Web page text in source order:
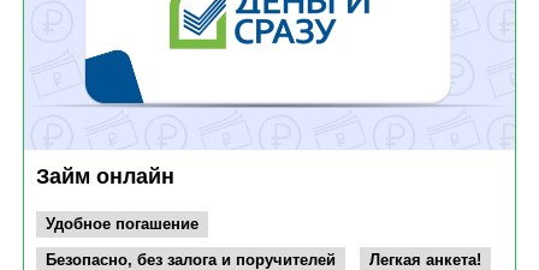
Займ онлайн
Удобное погашение
Безопасно, без залога и поручителей
Легкая анкета!